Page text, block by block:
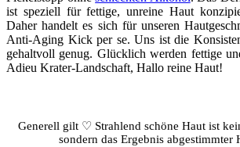
ist speziell für fettige, unreine Haut
Daher handelt es sich für unseren
Anti-Aging Kick per se. Uns ist die
gehaltvoll genug. Glücklich werden fettige
Adieu Krater-Landschaft, Hallo reine Haut!
Generell gilt ♡ Strahlend schöne Haut ist
sondern das Ergebnis abgestimmter